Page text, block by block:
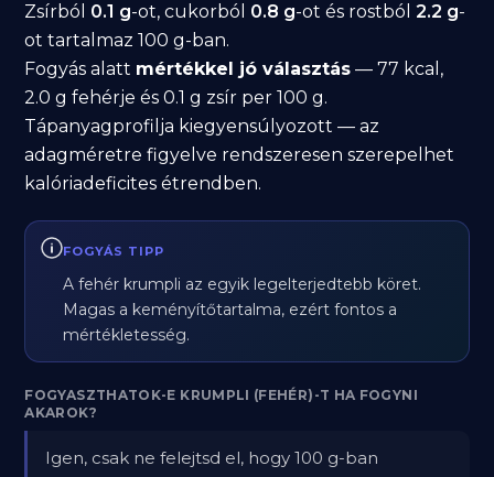
Zsírból 0.1 g-ot, cukorból 0.8 g-ot és rostból2.2 g-
ot tartalmaz 100 g-ban.
Fogyás alatt mértékkel jó választás — 77 kcal,
2.0 g fehérje és 0.1 g zsír per 100 g.
Tápanyagprofilja kiegyensúlyozott — az
adagméretre figyelve rendszeresen szerepelhet
kalóriadeficites étrendben.
FOGYÁS TIPP
A fehér krumpli az egyik legelterjedtebb köret.
Magas a keményítőtartalma, ezért fontos a
mértékletesség.
FOGYASZTHATOK-E KRUMPLI (FEHÉR)-T HA FOGYNI
AKAROK?
Igen, csak ne felejtsd el, hogy 100 g-ban